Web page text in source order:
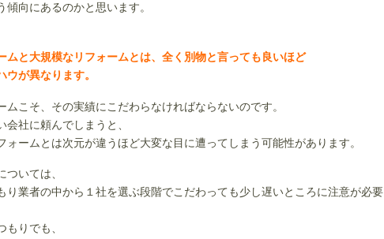
傾向にあるのかと思います。
ムと大規模なリフォームとは、全く別物と言っても良いほど
ウが異なります。
ムこそ、その実績にこだわらなければならないのです。
会社に頼んでしまうと、
ォームとは次元が違うほど大変な目に遭ってしまう可能性があります。
ついては、
り業者の中から１社を選ぶ段階でこだわっても少し遅いところに注意が必要
もりでも、